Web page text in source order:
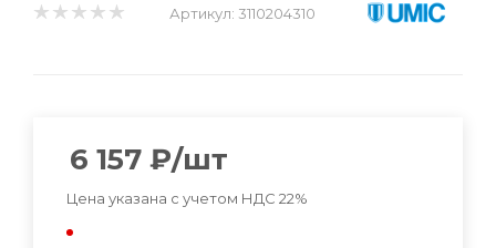
Артикул: 3110204310
6 157 ₽/шт
Цена указана с учетом НДС 22%